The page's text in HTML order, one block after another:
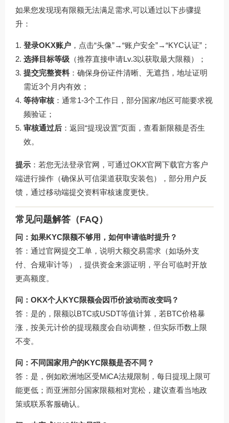
如果您发现现有限额无法满足需求,可以通过以下步骤提
升：
登录OKX账户 ，点击“头像”→“账户安全”→“KYC认证”；
选择目标等级 （推荐直接申请Lv.3以获取最大限额）；
提交完整资料 ：确保身份证件清晰、无遮挡，地址证明
需近3个月内有效；
等待审核：通常1-3个工作日，部分国家/地区可能要求视
频验证；
审核通过后 ：返回“提现设置”页面，查看新限额是否生
效。
提示 ：若您无法登录官网，可通过OKX官网下载官方客户
端进行操作（确保从可信渠道获取安装包），部分用户反
馈，通过移动端提交资料审核速度更快。
常见问题解答（FAQ）
问：如果KYC限额不够用，如何申请临时提升？
答：通过官网提交工单，说明大额交易需求（如场外支
付、合规审计等），提供资金来源证明，平台可临时开放
更高额度。
问：OKX个人KYC限额会因币价波动而改变吗？
答：是的，限额以BTC或USDT等值计算，若BTC价格暴
涨，按美元计价的提现额度会自动调整，但实际币数上限
不变。
问：不同国家用户的KYC限额是否不同？
答：是，例如欧洲地区受MiCA法规限制，每日提现上限可
能更低；而亚洲部分国家限额相对宽松，建议查看当地政
策或联系客服确认。